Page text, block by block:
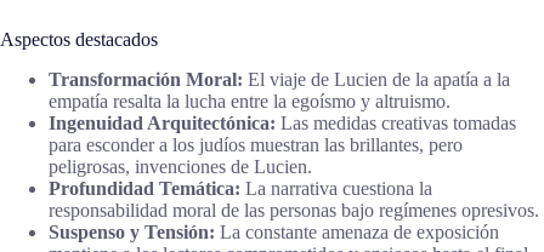
Aspectos destacados
Transformación Moral: El viaje de Lucien de la apatía a la
empatía resalta la lucha entre la egoísmo y altruismo.
Ingenuidad Arquitectónica: Las medidas creativas tomadas
para esconder a los judíos muestran las brillantes, pero
peligrosas, invenciones de Lucien.
Profundidad Temática: La narrativa cuestiona la
responsabilidad moral de las personas bajo regímenes opresivos.
Suspenso y Tensión: La constante amenaza de exposición